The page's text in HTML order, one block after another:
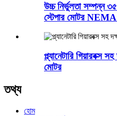
উচ্চ নির্ভুলতা সম্পন্ন ৩৫
স্টেপার মোটর NEMA
প্ল্যানেটারি
মোটর
তথ্য
হোম